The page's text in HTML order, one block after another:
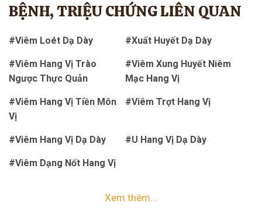
BỆNH, TRIỆU CHỨNG LIÊN QUAN
#Viêm Loét Dạ Dày #Xuất Huyết Dạ Dày
#Viêm Hang Vị Trào
Ngược Thực Quản
#Viêm Xung Huyết Niêm
Mạc Hang Vị
#Viêm Hang Vị Tiền Môn
Vị
#Viêm Trợt Hang Vị
#Viêm Hang Vị Dạ Dày #U Hang Vị Dạ Dày
#Viêm Dạng Nốt Hang Vị
Xem thêm...